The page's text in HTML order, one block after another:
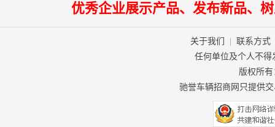
优秀企业展示产品、发布新品、
关于我们 联系方式
任何单位及个人不
版权所有
驰誉车辆招商网只提供